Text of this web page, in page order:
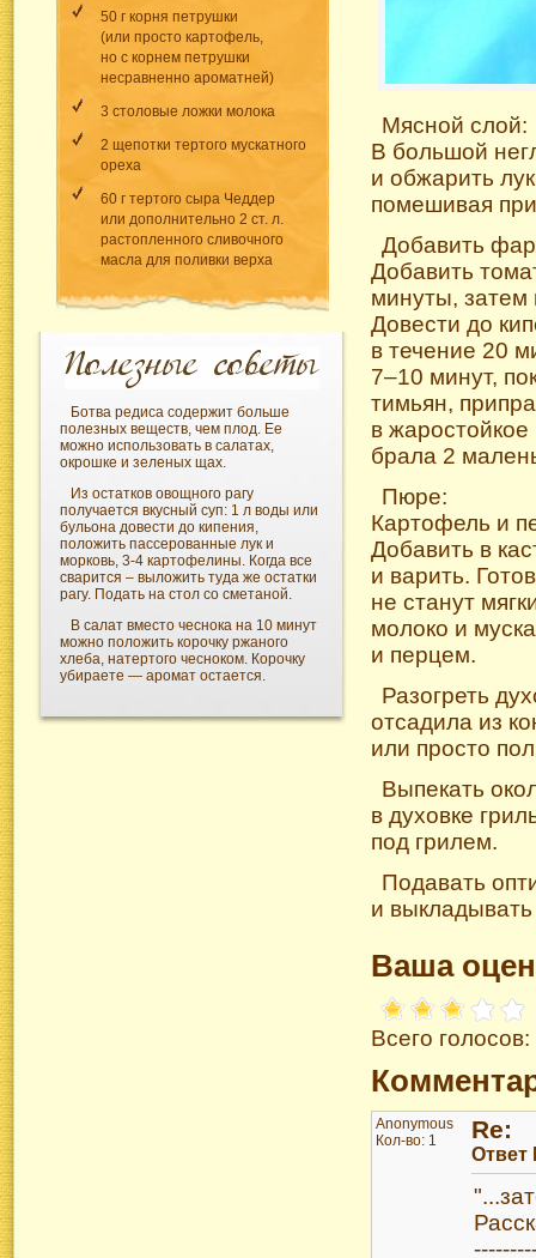
50 г корня петрушки
(или просто картофель,
но с корнем петрушки
несравненно ароматней)
3 столовые ложки молока
2 щепотки тертого мускатного
ореха
60 г тертого сыра Чеддер
или дополнительно 2 ст. л.
растопленного сливочного
масла для поливки верха
Ботва редиса содержит больше
полезных веществ, чем плод. Ее
можно использовать в салатах,
окрошке и зеленых щах.
Из остатков овощного рагу
получается вкусный суп: 1 л воды или
бульона довести до кипения,
положить пассерованные лук и
морковь, 3-4 картофелины. Когда все
сварится – выложить туда же остатки
рагу. Подать на стол со сметаной.
В салат вместо чеснока на 10 минут
можно положить корочку ржаного
хлеба, натертого чесноком. Корочку
убираете — аромат остается.
Мясной слой:
В большой
и обжарить
помешивая
Добавить
Добавить
минуты, затем
Довести до
в течение 20
7–10 минут,
тимьян,
в
брала 2
Пюре:
Картофель и
Добавить в
и варить.
не станут
молоко и
и перцем.
Разогреть
отсадила из
или просто
Выпекать
в духовке
под грилем.
Подавать
и
Ваша
Всего
Anonymous
Кол-во: 1
Re: